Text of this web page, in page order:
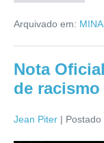
Arquivado em:
Nota
de racismo
Jean Piter | Postado